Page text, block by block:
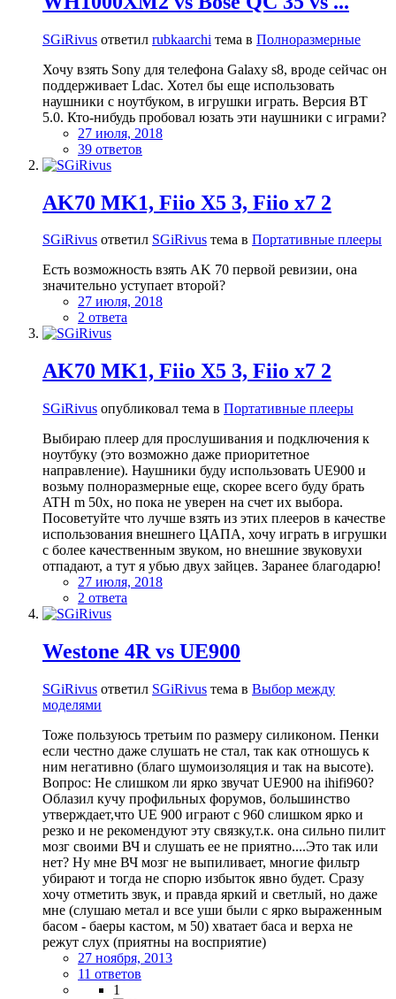
SGiRivus ответил rubkaarchi тема в Полноразмерные
Хочу взять Sony для телефона Galaxy s8, вроде сейчас он
поддерживает Ldac. Хотел бы еще использовать
наушники с ноутбуком, в игрушки играть. Версия BT
5.0. Кто-нибудь пробовал юзать эти наушники с играми?
27 июля, 2018
39 ответов
AK70 MK1, Fiio X5 3, Fiio x7 2
SGiRivus ответил SGiRivus тема в Портативные плееры
Есть возможность взять AK 70 первой ревизии, она
значительно уступает второй?
27 июля, 2018
2 ответа
AK70 MK1, Fiio X5 3, Fiio x7 2
SGiRivus опубликовал тема в Портативные плееры
Выбираю плеер для прослушивания и подключения к
ноутбуку (это возможно даже приоритетное
направление). Наушники буду использовать UE900 и
возьму полноразмерные еще, скорее всего буду брать
ATH m 50x, но пока не уверен на счет их выбора.
Посоветуйте что лучше взять из этих плееров в качестве
использования внешнего ЦАПА, хочу играть в игрушки
с более качественным звуком, но внешние звуковухи
отпадают, а тут я убью двух зайцев. Заранее благодарю!
27 июля, 2018
2 ответа
Westone 4R vs UE900
SGiRivus ответил SGiRivus тема в Выбор между
моделями
Тоже пользуюсь третьим по размеру силиконом. Пенки
если честно даже слушать не стал, так как отношусь к
ним негативно (благо шумоизоляция и так на высоте).
Вопрос: Не слишком ли ярко звучат UE900 на ihifi960?
Облазил кучу профильных форумов, большинство
утверждает,что UE 900 играют с 960 слишком ярко и
резко и не рекомендуют эту связку,т.к. она сильно пилит
мозг своими ВЧ и слушать ее не приятно....Это так или
нет? Ну мне ВЧ мозг не выпиливает, многие фильтр
убирают и тогда не спорю избыток явно будет. Сразу
хочу отметить звук, и правда яркий и светлый, но даже
мне (слушаю метал и все уши были с ярко выраженным
басом - баеры кастом, м 50) хватает баса и верха не
режут слух (приятны на восприятие)
27 ноября, 2013
11 ответов
1